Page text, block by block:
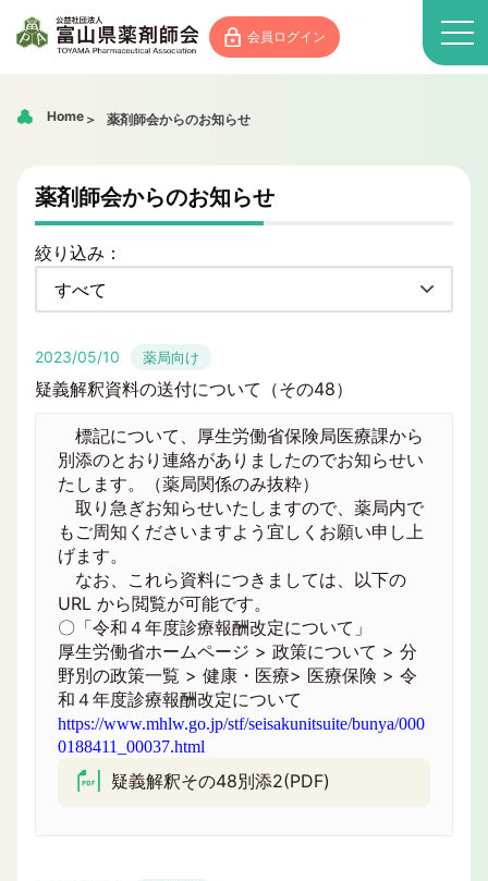
会員ログイン
Home 薬剤師会からのお知らせ
薬剤師会からのお知らせ
絞り込み：
2023/05/10 薬局向け
疑義解釈資料の送付について（その48）
標記について、厚生労働省保険局医療課から
別添のとおり連絡がありましたのでお知らせい
たします。（薬局関係のみ抜粋）
取り急ぎお知らせいたしますので、薬局内で
もご周知くださいますよう宜しくお願い申し上
げます。
なお、これら資料につきましては、以下の
URL から閲覧が可能です。
〇「令和４年度診療報酬改定について」
厚生労働省ホームページ > 政策について > 分
野別の政策一覧 > 健康・医療> 医療保険 > 令
和４年度診療報酬改定について
https://www.mhlw.go.jp/stf/seisakunitsuite/bunya/000
0188411_00037.html
疑義解釈その48別添2(PDF)